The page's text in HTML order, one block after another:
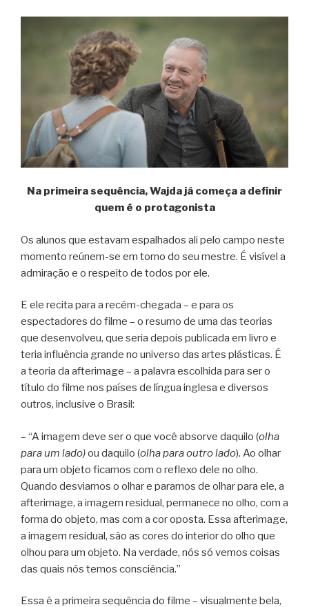
Na primeira sequência, Wajda já começa a definir
quem é o protagonista
Os alunos que estavam espalhados ali pelo campo neste
momento reúnem-se em torno do seu mestre. É visível a
admiração e o respeito de todos por ele.
E ele recita para a recém-chegada – e para os
espectadores do filme – o resumo de uma das teorias
que desenvolveu, que seria depois publicada em livro e
teria influência grande no universo das artes plásticas. É
a teoria da afterimage – a palavra escolhida para ser o
título do filme nos países de língua inglesa e diversos
outros, inclusive o Brasil:
– “A imagem deve ser o que você absorve daquilo (olha
para um lado)ou daquilo (olha para outro lado). Ao olhar
para um objeto ficamos com o reflexo dele no olho.
Quando desviamos o olhar e paramos de olhar para ele, a
afterimage, a imagem residual, permanece no olho, com a
forma do objeto, mas com a cor oposta. Essa afterimage,
a imagem residual, são as cores do interior do olho que
olhou para um objeto. Na verdade, nós só vemos coisas
das quais nós temos consciência.”
Essa é a primeira sequência do filme – visualmente bela,